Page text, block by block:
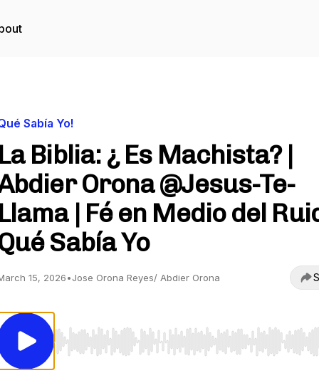
Sabía Yo!
La Biblia: ¿ Es Machista? |
Orona @Jesus-Te-
Llama | Fé en Medio del
Sabía Yo
15, 2026•Jose Orona Reyes/ Abdier Orona
Use Left/Right to seek, Home/End to jump to